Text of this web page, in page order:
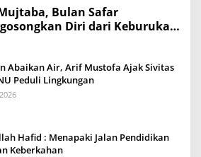
Bulan Safar
Diri dari Keburukan
Amal Kebaikan
Abaikan Air, Arif Mustofa Ajak Sivitas
Peduli Lingkungan
Hafid : Menapaki Jalan Pendidikan
Keberkahan